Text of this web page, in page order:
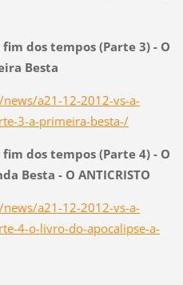
fim dos tempos (Parte 3) - O
Besta
a21-12-2012-vs-a-
3-a-primeira-besta-/
fim dos tempos (Parte 4) - O
Besta - O ANTICRISTO
a21-12-2012-vs-a-
4-o-livro-do-apocalipse-a-